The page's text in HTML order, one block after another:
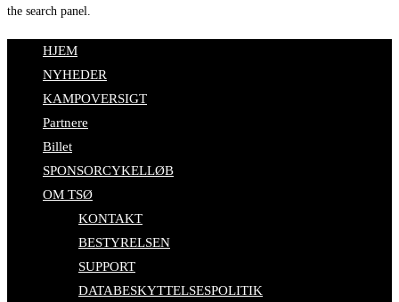
the search panel.
HJEM
NYHEDER
KAMPOVERSIGT
Partnere
Billet
SPONSORCYKELLØB
OM TSØ
KONTAKT
BESTYRELSEN
SUPPORT
DATABESKYTTELSESPOLITIK